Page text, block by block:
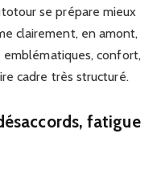
se prépare mieux
clairement, en amont,
emblématiques, confort,
cadre très structuré.
fatigue